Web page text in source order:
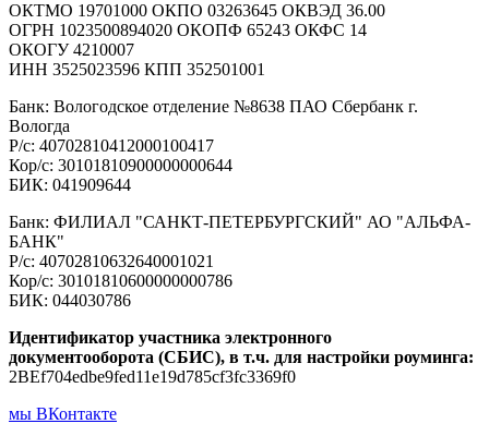
ОКТМО 19701000 ОКПО 03263645 ОКВЭД 36.00
ОГРН 1023500894020 ОКОПФ 65243 ОКФС 14
ОКОГУ 4210007
ИНН 3525023596 КПП 352501001
Банк: Вологодское отделение №8638 ПАО Сбербанк г.
Вологда
Р/с: 40702810412000100417
Кор/с: 30101810900000000644
БИК: 041909644
Банк: ФИЛИАЛ "САНКТ-ПЕТЕРБУРГСКИЙ" АО "АЛЬФА-
БАНК"
Р/с: 40702810632640001021
Кор/с: 30101810600000000786
БИК: 044030786
Идентификатор участника электронного
документооборота (СБИС), в т.ч. для настройки роуминга:
2BEf704edbe9fed11e19d785cf3fc3369f0
мы ВКонтакте